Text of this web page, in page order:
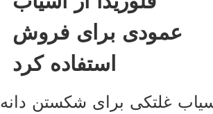
عمودی برای فروش
استفاده کرد
غلتکی برای شکستن دانه